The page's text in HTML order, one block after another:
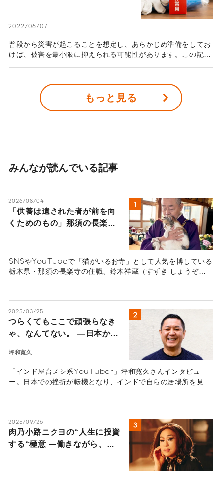
みんなが読んでいる記事
2026/08/04
「供養は遺された者が前を向
くためのもの」那須の長楽寺
SNSやYouTubeで「猫がいるお寺」として人気を博している
栃木県・那須の長楽寺の住職、鈴木祥蔵（すずき しょうぞ
を紐解きます。悲しみを自然の摂理と捉え、遺された人間が前
を向いて生きるためのヒントが詰まったメッセージ。
2025/03/25
つらくてもここで頑張らなき
ゃ、なんてない。 ―日本から
YouTuber」坪和寛久の人生
のポジティブ変換術―
坪和寛久
「インド屋台メシ系YouTuber」坪和寛久さんインタビュ
ー。日本での挫折が転機となり、インドで自らの居場所を見つ
2025/09/26
肉乃小路ニクヨの“人生に投資
する“極意 ―働きながら、自
日常をシームレスにするために生まれたのが、わずか数時間で
どこにでも設置でき、快適に過ごすことができるインスタント
ハウスである。インスタントハウスはどのようにして生まれ、
な影響を与えていくのだろうか。
2022/06/07
普段から災害が起こることを想定し、あらかじめ準備をしてお
けば、被害を最小限に抑えられる可能性があります。この記事
もっと見る